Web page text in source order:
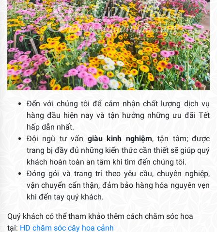
Đến với chúng tôi để cảm nhận chất lượng dịch vụ
hàng đầu hiện nay và tận hưởng những ưu đãi Tết
hấp dẫn nhất.
Đội ngũ tư vấn giàu kinh nghiệm, tận tâm; được
trang bị đầy đủ những kiến thức cần thiết sẽ giúp quý
khách hoàn toàn an tâm khi tìm đến chúng tôi.
Đóng gói và trang trí theo yêu cầu, chuyên nghiệp,
vận chuyển cẩn thận, đảm bảo hàng hóa nguyên vẹn
khi đến tay quý khách.
Quý khách có thể tham khảo thêm cách chăm sóc hoa
tại: HD chăm sóc cây hoa cảnh